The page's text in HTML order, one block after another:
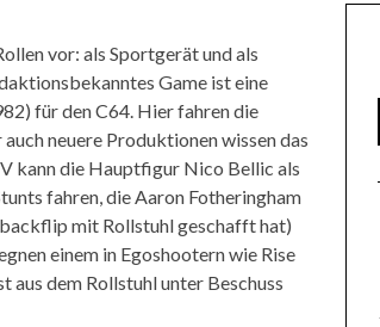
vor: als Sportgerät und als
Game ist eine
für den C64. Hier fahren die
neuere Produktionen wissen das
kann die Hauptfigur Nico Bellic als
fahren, die Aaron Fotheringham
mit Rollstuhl geschafft hat)
einem in Egoshootern wie Rise
aus dem Rollstuhl unter Beschuss